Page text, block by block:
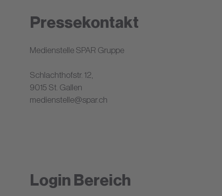
Pressekontakt
Medienstelle SPAR Gruppe
Schlachthofstr. 12,
9015 St. Gallen
medienstelle@spar.ch
Login Bereich